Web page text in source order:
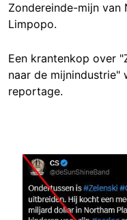
Zondereinde-mijn van
Limpopo.
Een krantenkop over
naar de
reportage.
Image